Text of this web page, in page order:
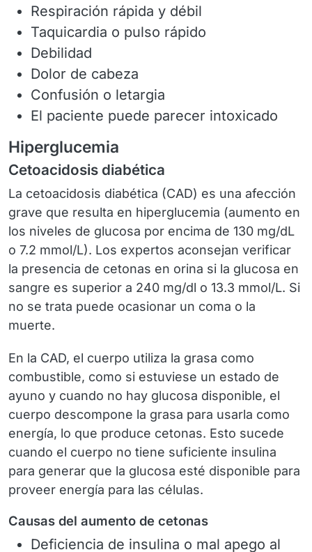
Respiración rápida y débil
Taquicardia o pulso rápido
Debilidad
Dolor de cabeza
Confusión o letargia
El paciente puede parecer intoxicado
Hiperglucemia
Cetoacidosis diabética
La cetoacidosis diabética (CAD) es una afección
grave que resulta en hiperglucemia (aumento en
los niveles de glucosa por encima de 130 mg/dL
o 7.2 mmol/L). Los expertos aconsejan verificar
la presencia de cetonas en orina si la glucosa en
sangre es superior a 240 mg/dl o 13.3 mmol/L. Si
no se trata puede ocasionar un coma o la
muerte.
En la CAD, el cuerpo utiliza la grasa como
combustible, como si estuviese un estado de
ayuno y cuando no hay glucosa disponible, el
cuerpo descompone la grasa para usarla como
energía, lo que produce cetonas. Esto sucede
cuando el cuerpo no tiene suficiente insulina
para generar que la glucosa esté disponible para
proveer energía para las células.
Causas del aumento de cetonas
Deficiencia de insulina o mal apego al